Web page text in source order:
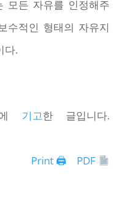
모든 자유를 인정해주
수적인 형태의 자유지
다.
기고한 글입니다.
Print 🖨
PDF